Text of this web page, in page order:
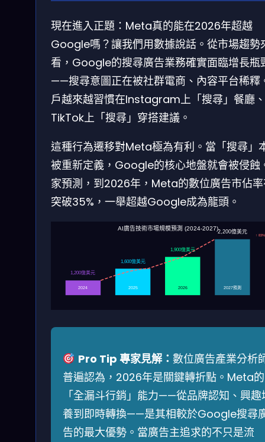
現在進入正題：Meta真的能在2026年超越
Google嗎？讓我們用數據說話。從市場趨勢
看，Google的搜尋廣告業務確實面臨增長瓶
——搜尋意圖正在被社群電商、內容平台稀釋
戶越來越習慣在Instagram上「搜尋」餐廳
TikTok上「搜尋」穿搭建議。
這種行為遷移對Meta極為有利。當「搜尋」
被重新定義，Google的核心地盤就會被侵蝕
家預測，到2026年，Meta的數位廣告市佔
突破35%，一舉超越Google成為龍頭。
AI廣告技術市場規模預測 (2024-2027)
2024
1,200億美元
2025
1,600億美元
2026
1,900億美元
2027預測
2,200億美元
↑
Pro Tip 專家見解： 數位廣告產業分析
普遍認為，2026年是關鍵轉折點。Meta的
「全漏斗行銷」能力——從品牌認知、興趣
養到即時轉換——是其相較於Google搜尋
告的最大優勢。當廣告主追求的不只是流